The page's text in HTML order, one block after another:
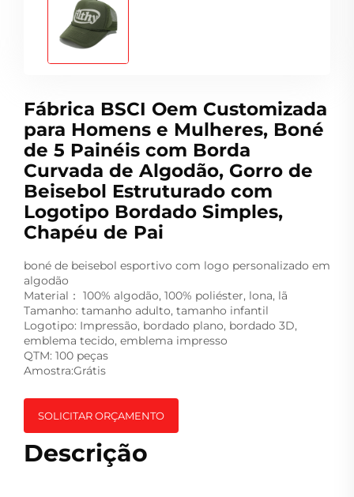
Fábrica BSCI Oem Customizada
para Homens e Mulheres, Boné
de 5 Painéis com Borda
Curvada de Algodão, Gorro de
Beisebol Estruturado com
Logotipo Bordado Simples,
Chapéu de Pai
boné de beisebol esportivo com logo personalizado em
algodão
Material： 100% algodão, 100% poliéster, lona, lã
Tamanho: tamanho adulto, tamanho infantil
Logotipo: Impressão, bordado plano, bordado 3D,
emblema tecido, emblema impresso
QTM: 100 peças
Amostra:Grátis
SOLICITAR ORÇAMENTO
Descrição